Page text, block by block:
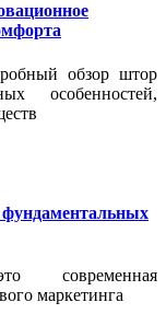
обзор штор
особенностей,
современная
маркетинга